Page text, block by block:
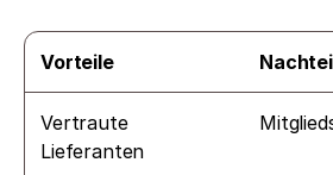
Vorteile
Vertraute
Lieferanten